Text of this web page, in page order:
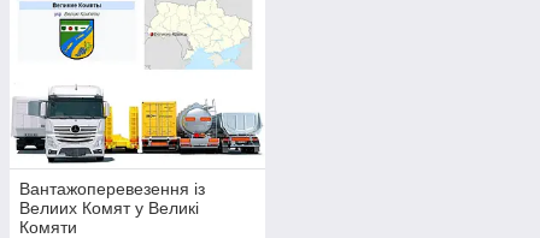
для перевезення ваших товарів.
Вантажоперевезення із
Велиих Комят у Великі
Комяти